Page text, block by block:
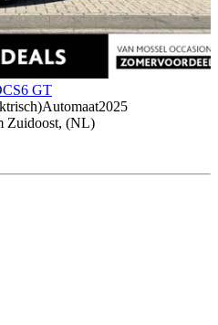
GT
Automaat2025
Zuidoost, (NL)